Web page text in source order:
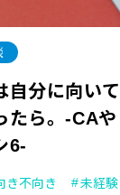
自分に向い
たら。-CA
6-
き不向き 未経験